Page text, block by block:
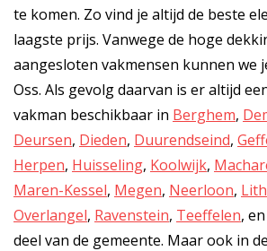
te komen. Zo vind je altijd de beste
laagste prijs. Vanwege de hoge
aangesloten vakmensen kunnen we
Oss. Als gevolg daarvan is er altijd
vakman beschikbaar in Berghem,
Deursen, Dieden, Duurendseind,
Herpen, Huisseling, Koolwijk,
Maren-Kessel, Megen, Neerloon, Lith
Overlangel, Ravenstein, Teeffelen,
deel van de gemeente. Maar ook in